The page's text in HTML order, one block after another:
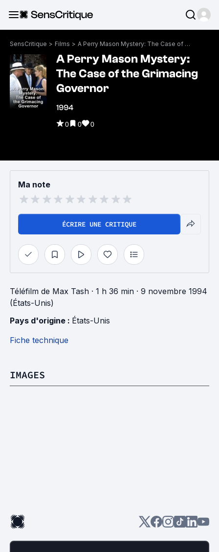
SensCritique > Films > A Perry Mason Mystery: The Case of the Grimacing Governor
A Perry Mason Mystery:
The Case of the Grimacing
Governor
1994
0 0 0
Ma note
ÉCRIRE UNE CRITIQUE
Téléfilm de Max Tash · 1 h 36 min · 9 novembre 1994
(États-Unis)
Pays d'origine : États-Unis
Fiche technique
IMAGES